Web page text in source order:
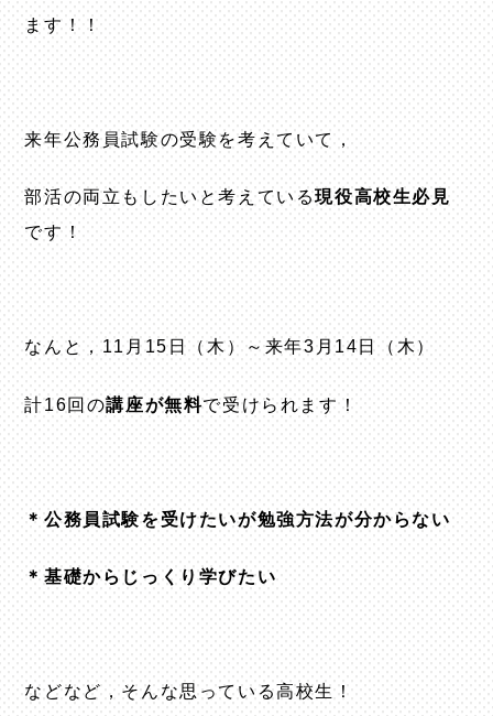
ます！！
来年公務員試験の受験を考えていて，
部活の両立もしたいと考えている現役高校生必見
です！
なんと，11月15日（木）～来年3月14日（木）
計16回の講座が無料で受けられます！
＊公務員試験を受けたいが勉強方法が分からない
＊基礎からじっくり学びたい
などなど，そんな思っている高校生！